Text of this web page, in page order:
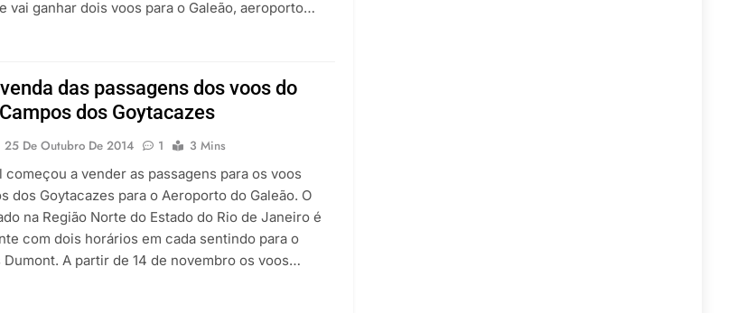
vai ganhar dois voos para o Galeão, aeroporto…
das passagens dos voos do
dos Goytacazes
25 De Outubro De 2014 1
3 Mins
começou a vender as passagens para os voos
dos Goytacazes para o Aeroporto do Galeão. O
na Região Norte do Estado do Rio de Janeiro é
com dois horários em cada sentindo para o
A partir de 14 de novembro os voos…